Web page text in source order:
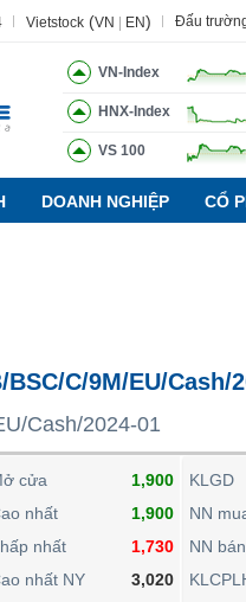
Vietstock (VN EN) Đấu
VN-Index
HNX-Index
VS 100
DOANH NGHIỆP CỔ
C/9M/EU/Cash/
Cash/2024-01
cửa
1,900
nhất
1,900
nhất
1,730
nhất NY
3,020
KLGD
NN
NN bán
Mã chứng khoán Lãnh